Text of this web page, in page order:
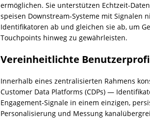
ermöglichen. Sie unterstützen Echtzeit-
speisen Downstream-Systeme mit Signalen
Identifikatoren ab und gleichen sie ab, um
Touchpoints hinweg zu gewährleisten.
Vereinheitlichte
Innerhalb eines zentralisierten Rahmens
Customer Data Platforms (CDPs) —
Engagement-Signale in einem einzigen,
Personalisierung und Messung